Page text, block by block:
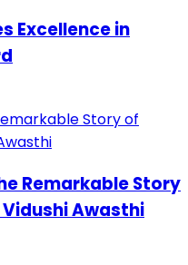
Excellence in
Remarkable Story
Awasthi